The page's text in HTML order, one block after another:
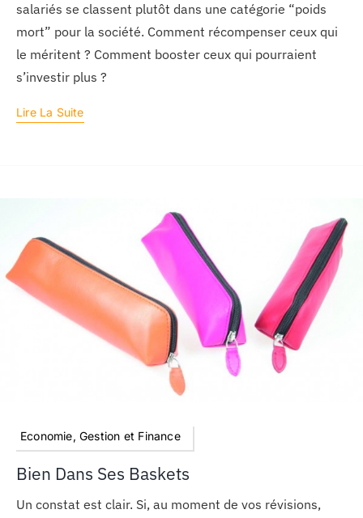
salariés se classent plutôt dans une catégorie “poids
mort” pour la société. Comment récompenser ceux qui
le méritent ? Comment booster ceux qui pourraient
s’investir plus ?
Lire La Suite
Economie, Gestion et Finance
Bien Dans Ses Baskets
Un constat est clair. Si, au moment de vos révisions,